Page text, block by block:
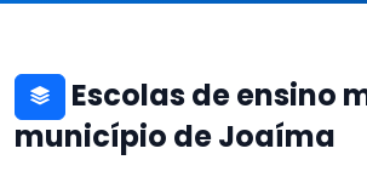
Escolas de ensino
município de Joaíma